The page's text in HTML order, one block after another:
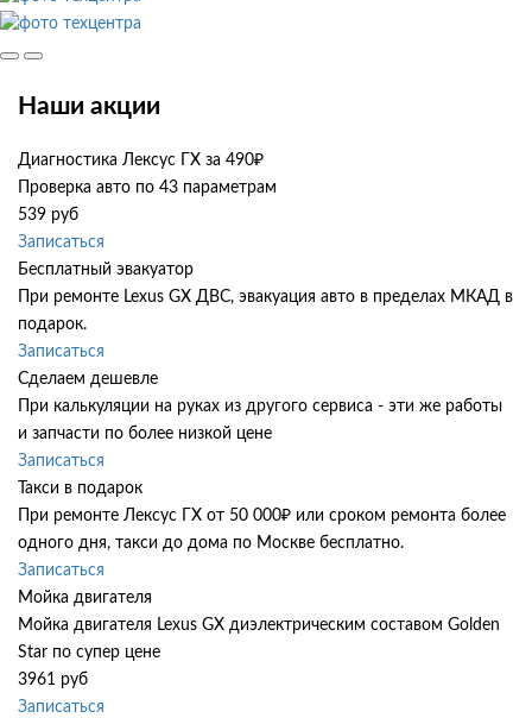
Наши акции
Диагностика Лексус ГХ за 490₽
Проверка авто по 43 параметрам
539 руб
Записаться
Бесплатный эвакуатор
При ремонте Lexus GX ДВС, эвакуация авто в пределах МКАД в
подарок.
Записаться
Сделаем дешевле
При калькуляции на руках из другого сервиса - эти же работы
и запчасти по более низкой цене
Записаться
Такси в подарок
При ремонте Лексус ГХ от 50 000₽ или сроком ремонта более
одного дня, такси до дома по Москве бесплатно.
Записаться
Мойка двигателя
Мойка двигателя Lexus GX диэлектрическим составом Golden
Star по супер цене
3961 руб
Записаться